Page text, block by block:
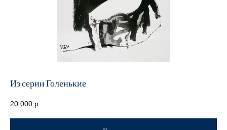
Из серии Голенькие
20 000 р.